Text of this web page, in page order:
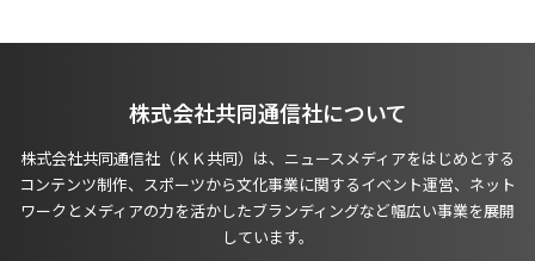
株式会社共同通信社について
株式会社共同通信社（ＫＫ共同）は、ニュースメディアをはじめとする
コンテンツ制作、スポーツから文化事業に関するイベント運営、ネット
ワークとメディアの力を活かしたブランディングなど幅広い事業を展開
しています。